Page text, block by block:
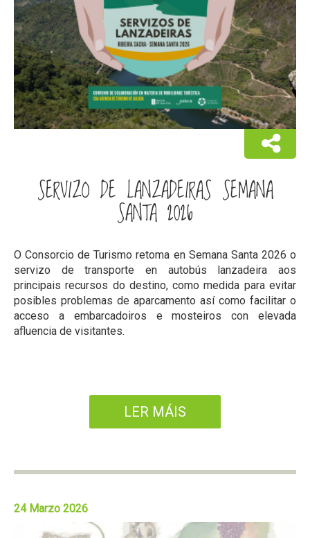
SERVIZO DE LANZADEIRAS SEMANA
SANTA 2026
O Consorcio de Turismo retoma en Semana Santa 2026 o
servizo de transporte en autobús lanzadeira aos
principais recursos do destino, como medida para evitar
posibles problemas de aparcamento así como facilitar o
acceso a embarcadoiros e mosteiros con elevada
afluencia de visitantes.
LER MÁIS
24 Marzo 2026